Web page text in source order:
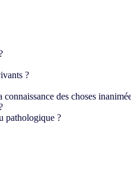
?
des choses
pathologique ?